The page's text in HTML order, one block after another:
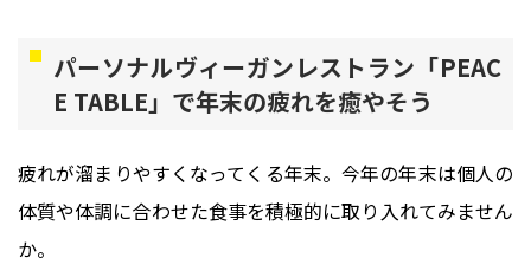
パーソナルヴィーガンレストラン「PEAC
E TABLE」で年末の疲れを癒やそう
疲れが溜まりやすくなってくる年末。今年の年末は個人の
体質や体調に合わせた食事を積極的に取り入れてみません
か。